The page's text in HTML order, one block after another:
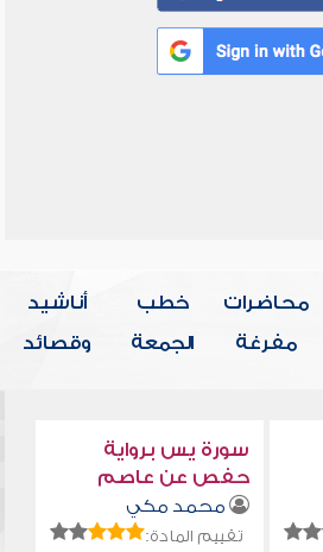
محاضرات
مفرغة
خطب
الجمعة
أناشيد
وقصائد
سورة يس برواية
حفص عن عاصم
محمد مكي
تقييم المادة: